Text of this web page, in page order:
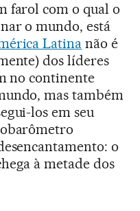
farol com o qual o
o mundo, está
Latina não é
dos líderes
no continente
mas também
los em seu
o
à metade dos